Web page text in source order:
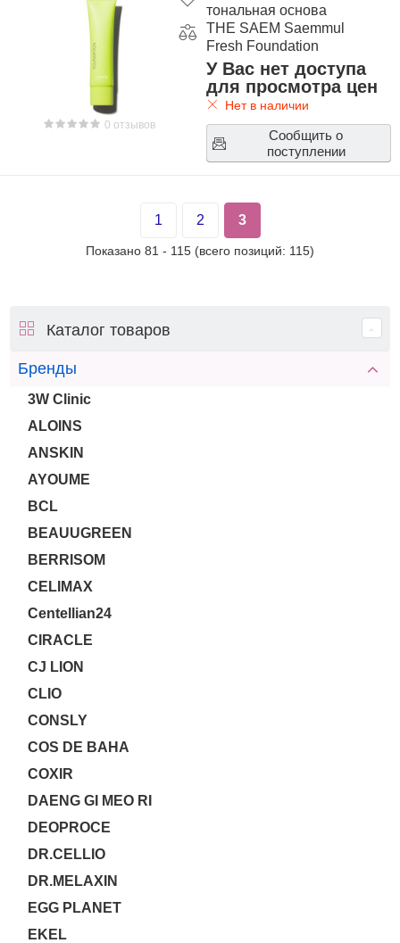
0 отзывов
тональная основа
THE SAEM Saemmul
Fresh Foundation
У Вас нет доступа
для просмотра цен
Нет в наличии
Сообщить о
поступлении
1 2 3
Показано 81 - 115 (всего позиций: 115)
Каталог товаров
Бренды
3W Clinic
ALOINS
ANSKIN
AYOUME
BCL
BEAUUGREEN
BERRISOM
CELIMAX
Centellian24
CIRACLE
CJ LION
CLIO
CONSLY
COS DE BAHA
COXIR
DAENG GI MEO RI
DEOPROCE
DR.CELLIO
DR.MELAXIN
EGG PLANET
EKEL